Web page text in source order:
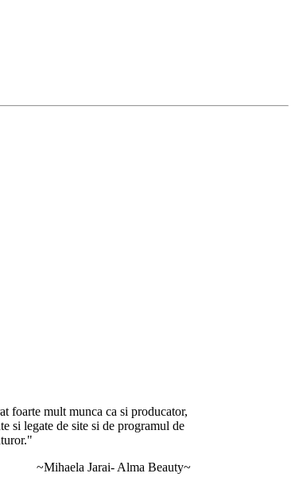
foarte mult munca ca si producator,
si legate de site si de programul de
~Mihaela Jarai- Alma Beauty~